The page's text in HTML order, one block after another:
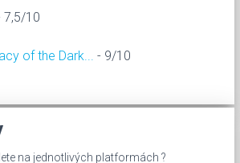
7,5/10
of the Dark...
- 9/10
na jednotlivých platformách ?